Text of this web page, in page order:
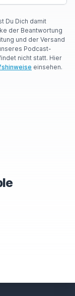
Du Dich damit
der Beantwortung
und der Versand
Podcast-
nicht statt. Hier
einsehen.